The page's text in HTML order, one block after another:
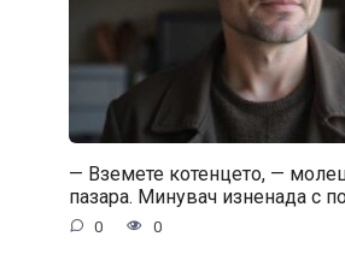
— Вземете котенцето, —
пазара. Минувач изненада с
0 0